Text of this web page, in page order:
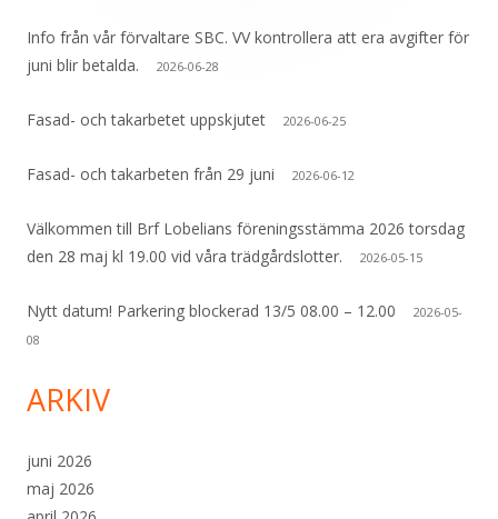
Info från vår förvaltare SBC. VV kontrollera att era avgifter för
juni blir betalda.
2026-06-28
Fasad- och takarbetet uppskjutet 2026-06-25
Fasad- och takarbeten från 29 juni 2026-06-12
Välkommen till Brf Lobelians föreningsstämma 2026 torsdag
den 28 maj kl 19.00 vid våra trädgårdslotter.
2026-05-15
Nytt datum! Parkering blockerad 13/5 08.00 – 12.00
2026-05-
08
ARKIV
juni 2026
maj 2026